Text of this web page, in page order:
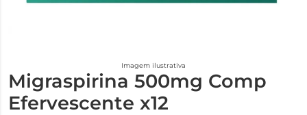
Imagem ilustrativa
Migraspirina 500mg Comp
Efervescente x12